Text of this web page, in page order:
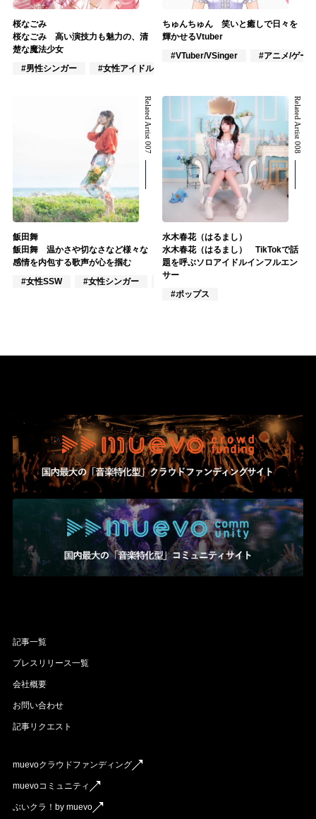
桜なごみ
桜なごみ 高い演技力も魅力の、清
楚な魔法少女
#男性シンガー
#女性アイドル
ちゅんちゅん 笑いと癒しで日々を
輝かせるVtuber
#VTuber/VSinger
#アニメ/ゲーム
Related Artist 007
飯田舞
飯田舞 温かさや切なさなど様々な
感情を内包する歌声が心を掴む
#女性SSW
#女性シンガー #インディーズ
Related Artist 008
水木春花（はるまし）
水木春花（はるまし） TikTokで話
題を呼ぶソロアイドルインフルエン
サー
#ポップス
記事一覧
プレスリリース一覧
会社概要
お問い合わせ
記事リクエスト
muevoクラウドファンディング
muevoコミュニティ
ぶいクラ！by muevo